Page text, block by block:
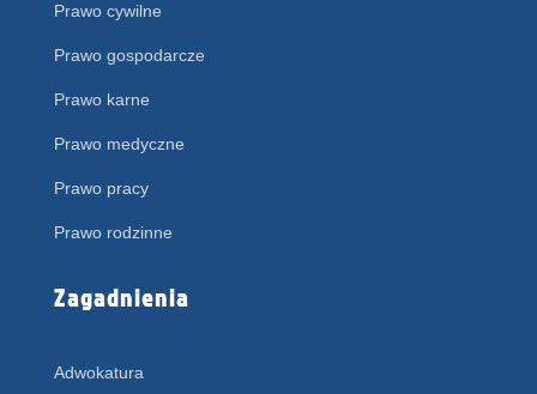
Prawo cywilne
Prawo gospodarcze
Prawo karne
Prawo medyczne
Prawo pracy
Prawo rodzinne
Zagadnienia
Adwokatura